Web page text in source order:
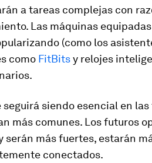
a tareas complejas con
Las máquinas
(como los
como FitBitsy relojes
seguirá siendo esencial en
más comunes. Los futuros
serán más fuertes, estarán
conectados.